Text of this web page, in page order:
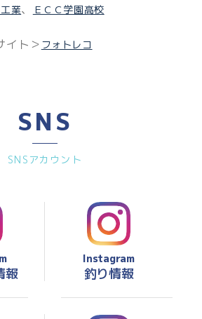
業、 ＥＣＣ学園高校
イト＞ フォトレコ
SNS
SNSアカウント
報
Instagram
釣り情報